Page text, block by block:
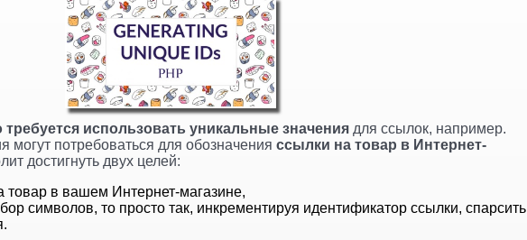
требуется использовать уникальные значения для ссылок, например.
могут потребоваться для обозначения ссылки на товар в Интернет-
достигнуть двух целей:
товар в вашем Интернет-магазине,
символов, то просто так, инкрементируя идентификатор ссылки, спарсить